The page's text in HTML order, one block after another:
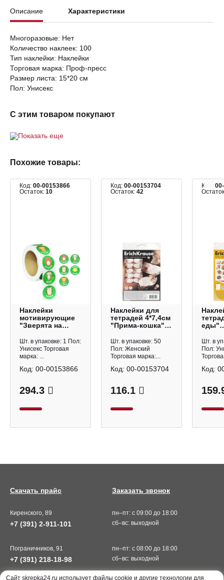
Описание Характеристики
Многоразовые: Нет
Количество наклеек: 100
Тип наклейки: Наклейки
Торговая марка: Проф-пресс
Размер листа: 15*20 см
Пол: Унисекс
С этим товаром покупают
Показать еще
Похожие товары:
Код: 00-00153866
Остаток: 10
Наклейки
мотивирующие
"Зверята на
1000шт, рулон
8381 Квадра
Шт. в упаковке: 1 Пол:
Унисекс Торговая
марка: ...
294.3
Код: 00-00153866
Код: 00-00153704
Остаток: 42
Наклейки для
тетрадей 4*7,4см
"Прима-кошка"
Krause
Шт. в упаковке: 50
Пол: Женский
Торговая марка:...
116.1
Код: 00-00153704
Код:
еды"
Erich
Шт. в
Пол:
Код:
Киренского, 89
+7 (391) 2-911-101
пн–пт: с 09:00 до 18:00
сб–вс: выходной
Пограничников, 91
+7 (391) 218-18-98
пн–пт: с 08:00 до 18:00
сб–вс: выходной
Заказать звонок
Скачать прайс
Cайт skrepka24.ru использует файлы cookie и другие технологии для